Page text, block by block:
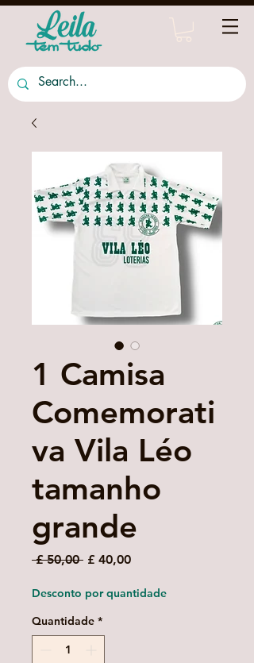
1 Camisa
Comemorati
va Vila Léo
tamanho
grande
£ 50,00 Preço
£ 40,00Preço
Desconto por quantidade
Quantidade *